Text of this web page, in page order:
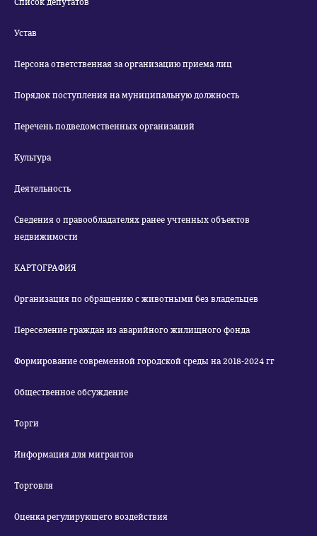
Список депутатов
Устав
Персона ответственная за организацию приема лиц
Порядок поступления на муниципальную должность
Перечень подведомственных организаций
Культура
Деятельность
Сведения о правообладателях ранее учтенных объектов
недвижимости
КАРТОГРАФИЯ
Организация по обращению с животными без владельцев
Переселение граждан из аварийного жилищного фонда
Формирование современной городской среды на 2018-2024 гг
Общественное обсуждение
Торги
Информация для мигрантов
Торговля
Оценка регулирующего воздействия